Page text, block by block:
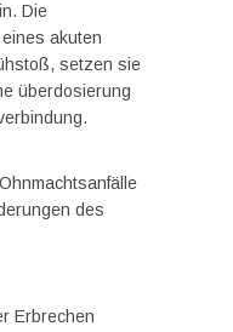
Die
akuten
setzen sie
überdosierung
des
Erbrechen